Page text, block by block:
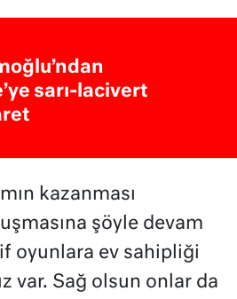
sarı-lacivert
kazanması
şöyle devam
oyunlara ev sahipliği
var. Sağ olsun onlar da